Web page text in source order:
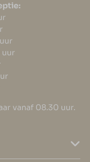
vanaf 08.30 uur.